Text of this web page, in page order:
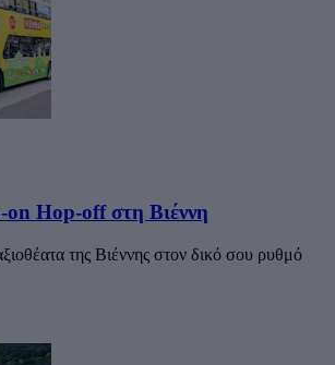
Hop-off στη Βιέννη
της Βιέννης στον δικό σου ρυθμό